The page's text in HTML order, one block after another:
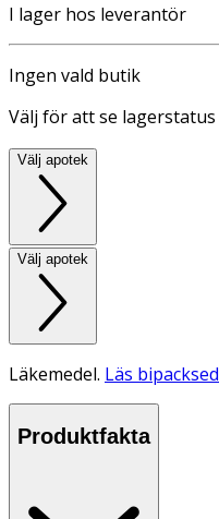
I lager hos leverantör
Ingen vald butik
Välj för att se lagerstatus
Välj apotek
Välj apotek
Läkemedel. Läs
Produktfakta